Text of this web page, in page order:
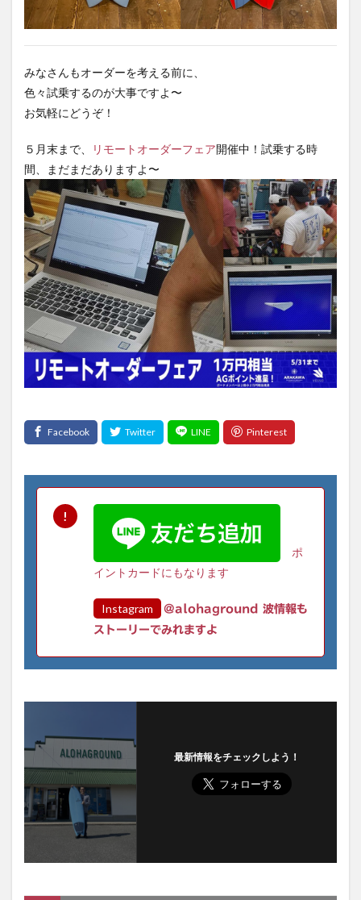
みなさんもオーダーを考える前に、
色々試乗するのが大事ですよ〜
お気軽にどうぞ！
５月末まで、 リモートオーダーフェア開催中！試乗する時
間、まだまだありますよ〜
ポ
イントカードにもなります
Instagram
@alohaground 波情報も
ストーリーでみれますよ
最新情報をチェックしよう！